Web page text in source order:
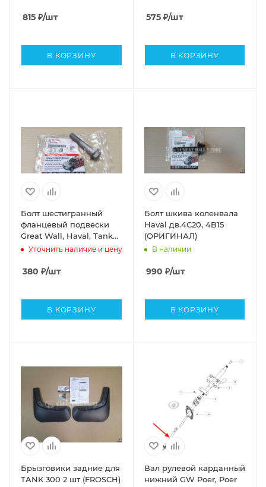
(ОРИГИНАЛ)
815 ₽/шт
В КОРЗИНУ
575₽/шт
В КОРЗИНУ
Болт шестигранный
фланцевый подвески
Great Wall, Haval, Tank
(92мм ОРИГИНАЛ)
Уточнить наличие и цену
380 ₽/шт
В КОРЗИНУ
Болт шкива коленвала
Haval дв.4С20, 4B15
(ОРИГИНАЛ)
В наличии
990 ₽/шт
В КОРЗИНУ
Брызговики задние для
TANK 300 2 шт (FROSCH)
Вал рулевой карданный
нижний GW Poer, Poer